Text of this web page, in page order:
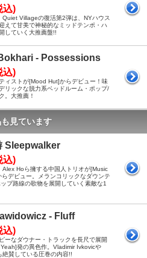
込)
Quiet Villageの復活第2弾は、NYハウス
えて甘美で神秘的なミッドテンポ・ハ
していく大推薦盤!!
- Possessions
込)
ィストが[Mood Hut]からデビュー！味
リックな脱力系ベッドルーム・ポップ/
。大推薦！
見ています
Sleepwalker
込)
Alex Hoら擁する中国人トリオが[Music
デビュー。メランコリックなダウンテ
プ路線の歌物を展開していく素敵な1
- Fluff
込)
ーなダウナー・トラックを長尺で展開
発の異色作。Vladimir Ivkovicや
賛している圧巻の内容!!